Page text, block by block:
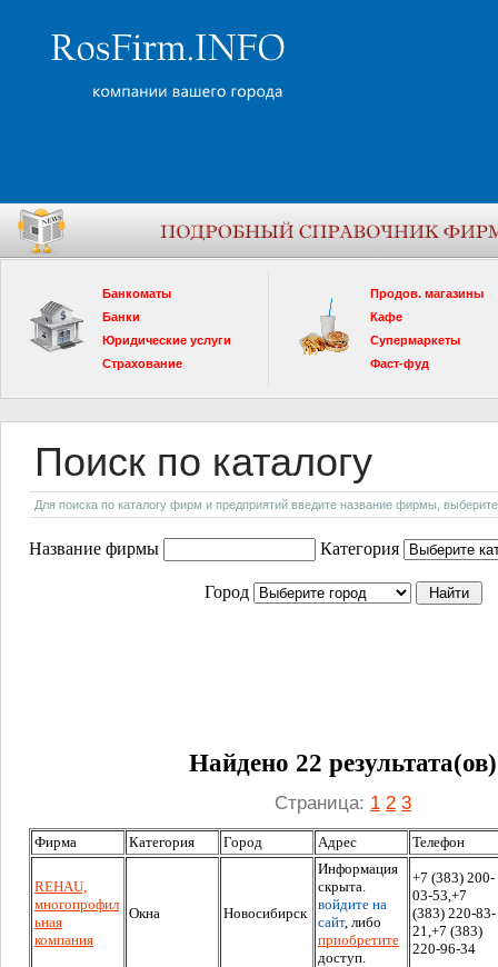
Банкоматы
Банки
Юридические услуги
Страхование
Продов. магазины
Кафе
Супермаркеты
Фаст-фуд
Поиск по каталогу
Для поиска по каталогу фирм и предприятий введите название фирмы, выберите
Название фирмы Категория
Город
Найдено 22 результата(ов)
Страница: 1 2 3
Фирма Категория Город Адрес Телефон
RЕHAU,
многопрофил
ьная
компания
Окна Новосибирск
Информация
скрыта.
войдите на
сайт, либо
приобретите
доступ.
+7 (383) 200-
03-53,+7
(383) 220-83-
21,+7 (383)
220-96-34